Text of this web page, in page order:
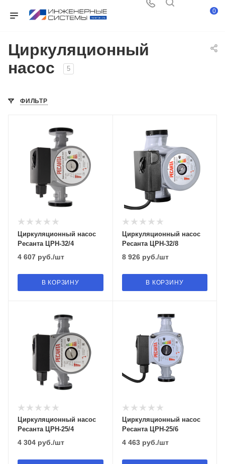
0
Циркуляционный
насос
5
ФИЛЬТР
Циркуляционный насос
Ресанта ЦРН-32/4
4 607 руб./шт
В КОРЗИНУ
Циркуляционный насос
Ресанта ЦРН-32/8
8 926руб./шт
В КОРЗИНУ
Циркуляционный насос
Ресанта ЦРН-25/4
4 304 руб./шт
Циркуляционный насос
Ресанта ЦРН-25/6
4 463руб./шт